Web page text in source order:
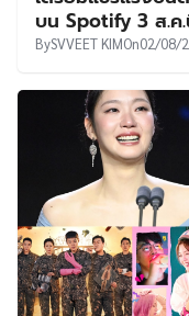
บน Spotify 3 ส.ค
BySVVEET KIMOn02/08/